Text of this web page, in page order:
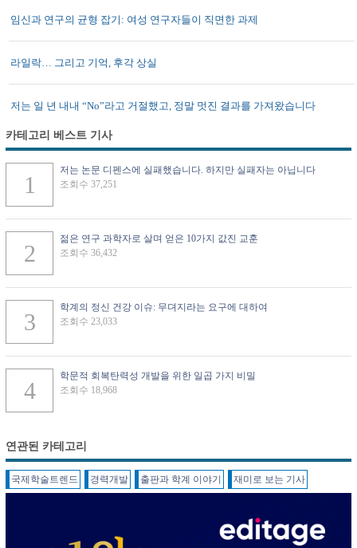
임신과 연구의 균형 잡기: 여성 연구자들이 직면한 과제
라일락… 그리고 기억, 후각 상실
저는 일 년 내내 “No”라고 거절했고, 정말 멋진 결과를 가져왔습니다
카테고리 베스트 기사
저는 논문 디펜스에 실패했습니다. 하지만 실패자는 아닙니다
조회수 37,251
젊은 연구 과학자로 살며 얻은 10가지 값진 교훈
조회수 36,432
학계의 정신 건강 이슈: 무뎌지라는 요구에 대하여
조회수 23,033
학문적 회복탄력성 개발을 위한 일곱 가지 비밀
조회수 18,968
연관된 카테고리
국제학술트렌드 경력개발 출판과 학계 이야기 재미로 보는 기사